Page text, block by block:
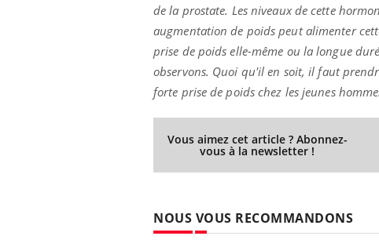
de la prostate. Les niveaux de cette
augmentation de poids peut alimenter
prise de poids elle-même ou la longue
observons. Quoi qu'il en soit, il faut
forte prise de poids chez les jeunes
Vous aimez cet article ? Abonnez-
vous à la newsletter !
NOUS VOUS RECOMMANDONS